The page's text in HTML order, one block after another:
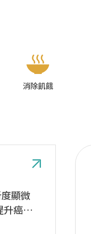
消除飢餓
顯微
升癌症